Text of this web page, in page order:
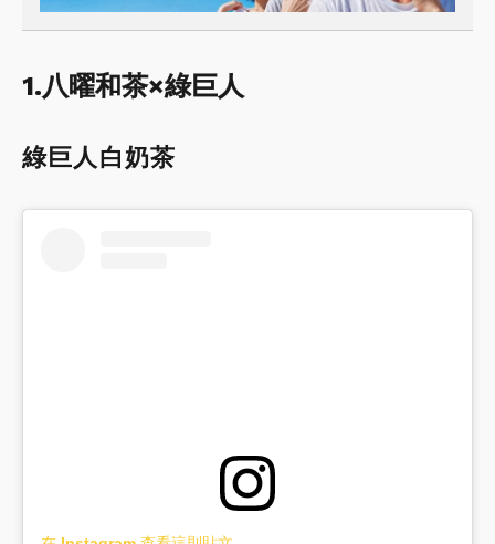
1.八曜和茶×綠巨人
綠巨人白奶茶